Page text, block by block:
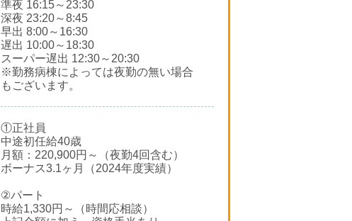
準夜 16:15～23:30
深夜 23:20～8:45
早出 8:00～16:30
遅出 10:00～18:30
スーパー遅出 12:30～20:30
※勤務病棟によっては夜勤の無い場合
もございます。
①正社員
中途初任給40歳
月額：220,900円～（夜勤4回含む）
ボーナス3.1ヶ月（2024年度実績）
②パート
時給1,330円～（時間応相談）